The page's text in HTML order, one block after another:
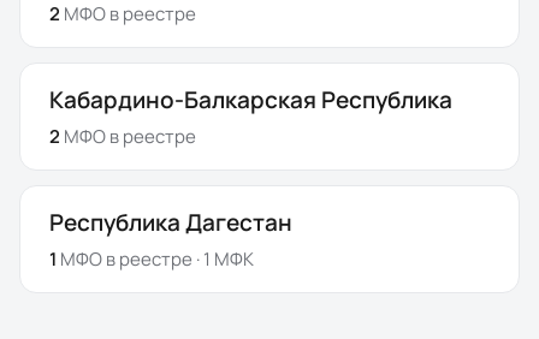
2 МФОв реестре
Кабардино-Балкарская Республика
2 МФОв реестре
Республика Дагестан
1 МФОв реестре · 1 МФК